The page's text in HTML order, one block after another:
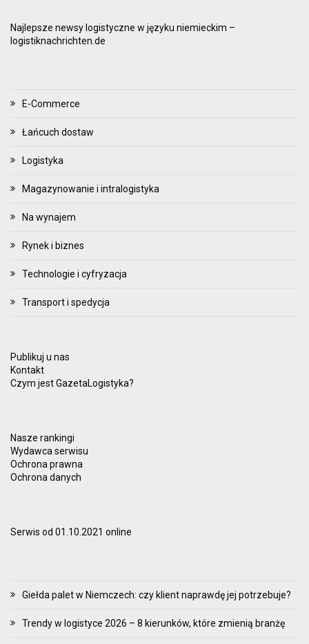
Najlepsze newsy logistyczne w języku niemieckim –
logistiknachrichten.de
E-Commerce
Łańcuch dostaw
Logistyka
Magazynowanie i intralogistyka
Na wynajem
Rynek i biznes
Technologie i cyfryzacja
Transport i spedycja
Publikuj u nas
Kontakt
Czym jest GazetaLogistyka?
Nasze rankingi
Wydawca serwisu
Ochrona prawna
Ochrona danych
Serwis od 01.10.2021 online
Giełda palet w Niemczech: czy klient naprawdę jej potrzebuje?
Trendy w logistyce 2026 – 8 kierunków, które zmienią branżę